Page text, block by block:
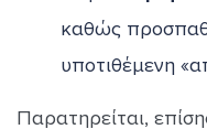
καθώς
υποτιθέμενη
Παρατηρείται,